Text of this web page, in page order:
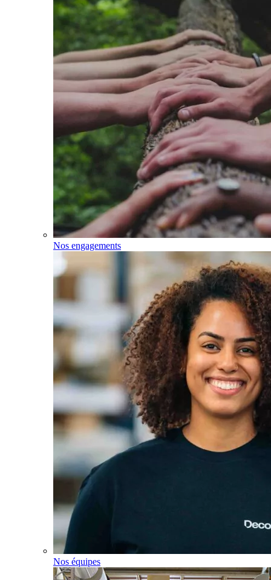
Nos engagements
Nos équipes